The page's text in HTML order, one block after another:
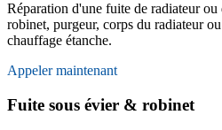
Réparation d'une fuite de radiateur
robinet, purgeur, corps du radiateur
chauffage étanche.
Appeler maintenant
Fuite sous évier & robinet